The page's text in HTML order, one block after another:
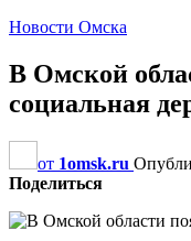
Новости Омска
В Омской
социальная
от 1omsk.ru
Поделиться